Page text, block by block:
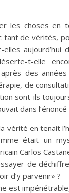
les choses en
tant de vérités,
aujourd’hui
t-elle
des années
de
sont-ils
dans
vérité en tenait
était un
Carlos
de
d’y parvenir» ?
est